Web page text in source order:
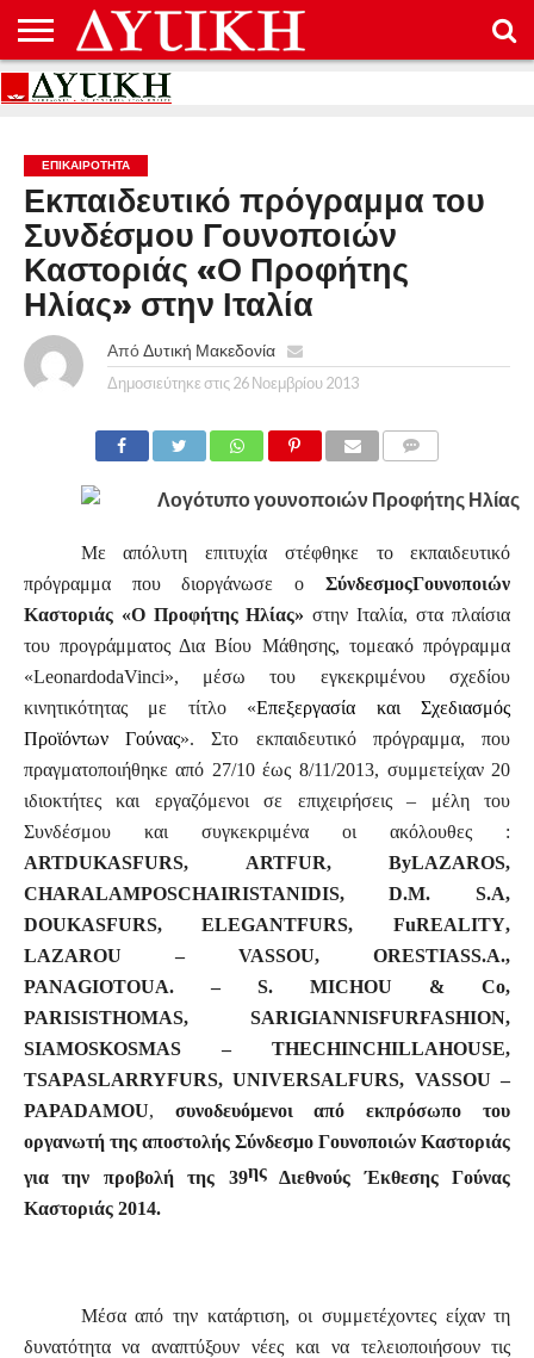
ΑΡΧΙΚΉ
ΕΠΙΚΟΙΝΩΝΊΑ
ΌΡΟΙ
ΠΡΟΣΤΑΣΊΑ
ΕΠΙΚΑΙΡΟΤΗΤΑ
Εκπαιδευτικό πρόγραμμα του
Συνδέσμου Γουνοποιών
Καστοριάς «Ο Προφήτης
Ηλίας» στην Ιταλία
Από Δυτική Μακεδονία
Δημοσιεύτηκε στις 26 Νοεμβρίου 2013
Μεαπόλυτη επιτυχία στέφθηκε το εκπαιδευτικό
πρόγραμμα που διοργάνωσε οΣύνδεσμοςΓουνοποιών
Καστοριάς «Ο Προφήτης Ηλίας» στην Ιταλία, στα πλαίσια
του προγράμματος Δια Βίου Μάθησης, τομεακό πρόγραμμα
«LeonardodaVinci», μέσω του εγκεκριμένου σχεδίου
κινητικότητας με τίτλο «Επεξεργασία και Σχεδιασμός
Προϊόντων Γούνας». Στο εκπαιδευτικό πρόγραμμα, που
πραγματοποιήθηκε από 27/10 έως 8/11/2013, συμμετείχαν 20
ιδιοκτήτες και εργαζόμενοι σε επιχειρήσεις – μέλη του
Συνδέσμου και συγκεκριμένα οι ακόλουθες :
ARTDUKASFURS, ARTFUR,ByLAZAROS,
CHARALAMPOSCHAIRISTANIDIS,D.M.S.A,
DOUKASFURS,ELEGANTFURS,FuREALITY,
LAZAROU –VASSOU,ORESTIASS.A.,
PANAGIOTOUA. – S.MICHOU &Co,
PARISISTHOMAS,SARIGIANNISFURFASHION,
SIAMOSKOSMAS–THECHINCHILLAHOUSE,
TSAPASLARRYFURS,UNIVERSALFURS, VASSOU –
PAPADAMOU, συνοδευόμενοι από εκπρόσωπο του
οργανωτή της αποστολής Σύνδεσμο Γουνοποιών Καστοριάς
για την προβολή της 39ηςΔιεθνούς Έκθεσης Γούνας
Καστοριάς 2014.
Μέσα από την κατάρτιση, οι συμμετέχοντες είχαν τη
δυνατότητα να αναπτύξουν νέες και να τελειοποιήσουν τις